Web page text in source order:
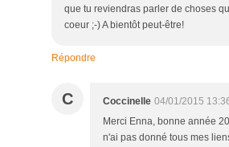
que tu reviendras parler de choses
coeur ;-) A bientôt peut-être!
Répondre
C Coccinelle 04/01/2015
Merci Enna, bonne année
n'ai pas donné tous mes